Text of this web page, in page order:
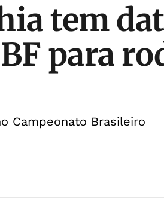
tem
para
Campeonato Brasileiro